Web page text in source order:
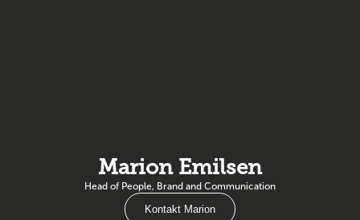
Marion Emilsen
Head of People, Brand and Communication
Kontakt Marion